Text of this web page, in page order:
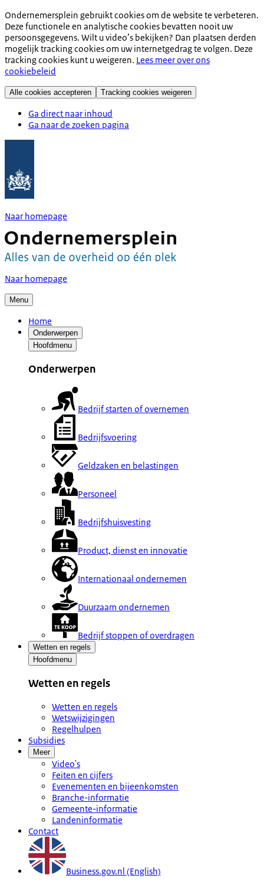
Ondernemersplein gebruikt cookies om de website te verbeteren.
Deze functionele en analytische cookies bevatten nooit uw
persoonsgegevens. Wilt u video’s bekijken? Dan plaatsen derden
mogelijk tracking cookies om uw internetgedrag te volgen. Deze
tracking cookies kunt u weigeren. Lees meer over ons
cookiebeleid
Alle cookies accepteren Tracking cookies weigeren
Ga direct naar inhoud
Ga naar de zoeken pagina
Naar homepage
Naar homepage
Menu
Home
Onderwerpen
Hoofdmenu
Onderwerpen
Bedrijf starten of overnemen
Bedrijfsvoering
Geldzaken en belastingen
Personeel
Bedrijfshuisvesting
Product, dienst en innovatie
Internationaal ondernemen
Duurzaam ondernemen
Bedrijf stoppen of overdragen
Wetten en regels
Hoofdmenu
Wetten en regels
Wetten en regels
Wetswijzigingen
Regelhulpen
Subsidies
Meer
Video's
Feiten en cijfers
Evenementen en bijeenkomsten
Branche-informatie
Gemeente-informatie
Landeninformatie
Contact
Business.gov.nl (English)